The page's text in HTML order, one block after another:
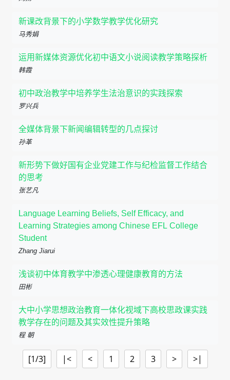
新课改背景下的小学数学教学优化研究
马秀娟
运用新媒体资源优化初中语文小说阅读教学策略探析
韩霞
初中政治教学中培养学生法治意识的实践探索
罗兴兵
全媒体背景下新闻编辑转型的几点探讨
孙革
新形势下做好国有企业党建工作与纪检监督工作结合
的思考
张艺凡
Language Learning Beliefs, Self Efficacy, and
Learning Strategies among Chinese EFL College
Student
Zhang Jiarui
浅谈初中体育教学中渗透心理健康教育的方法
田彬
大中小学思想政治教育一体化视域下高校思政课实践
教学存在的问题及其实效性提升策略
程 朝
[1/3] |< < 1 2 3 > >|